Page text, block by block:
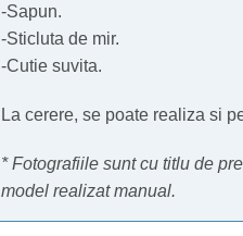
-Sapun.
-Sticluta de mir.
-Cutie suvita.
La cerere, se poate realiza si
* Fotografiile sunt cu titlu de
model realizat manual.